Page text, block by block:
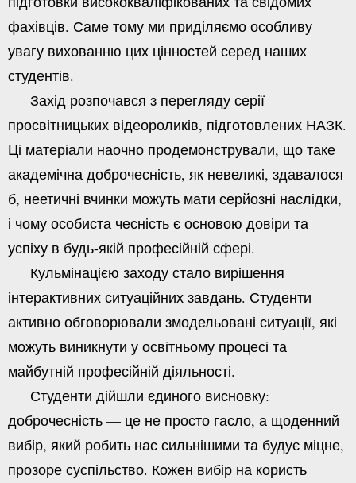
фахівців. Саме тому ми приділяємо особливу
увагу вихованню цих цінностей серед наших
студентів.
Захід розпочався з перегляду серії
просвітницьких відеороликів, підготовлених НАЗК.
Ці матеріали наочно продемонстрували, що таке
академічна доброчесність, як невеликі, здавалося
б, неетичні вчинки можуть мати серйозні наслідки,
і чому особиста чесність є основою довіри та
успіху в будь-якій професійній сфері.
Кульмінацією заходу стало вирішення
інтерактивних ситуаційних завдань. Студенти
активно обговорювали змодельовані ситуації, які
можуть виникнути у освітньому процесі та
майбутній професійній діяльності.
Студенти дійшли єдиного висновку:
доброчесність — це не просто гасло, а щоденний
вибір, який робить нас сильнішими та будує міцне,
прозоре суспільство. Кожен вибір на користь